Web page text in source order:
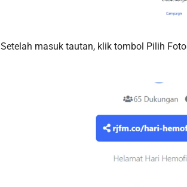
Setelah masuk tautan, klik tombol Pilih Foto